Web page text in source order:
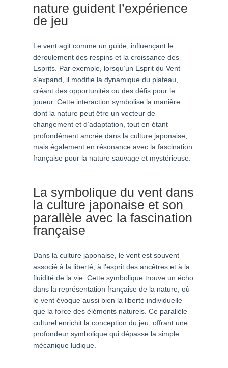
nature guident l’expérience
de jeu
Le vent agit comme un guide, influençant le
déroulement des respins et la croissance des
Esprits. Par exemple, lorsqu’un Esprit du Vent
s’expand, il modifie la dynamique du plateau,
créant des opportunités ou des défis pour le
joueur. Cette interaction symbolise la manière
dont la nature peut être un vecteur de
changement et d’adaptation, tout en étant
profondément ancrée dans la culture japonaise,
mais également en résonance avec la fascination
française pour la nature sauvage et mystérieuse.
La symbolique du vent dans
la culture japonaise et son
parallèle avec la fascination
française
Dans la culture japonaise, le vent est souvent
associé à la liberté, à l’esprit des ancêtres et à la
fluidité de la vie. Cette symbolique trouve un écho
dans la représentation française de la nature, où
le vent évoque aussi bien la liberté individuelle
que la force des éléments naturels. Ce parallèle
culturel enrichit la conception du jeu, offrant une
profondeur symbolique qui dépasse la simple
mécanique ludique.